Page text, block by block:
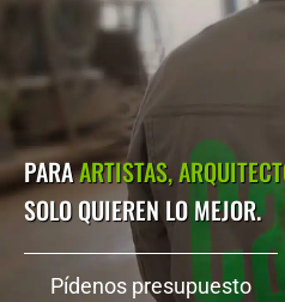
PARAARTISTAS,
SOLO QUIEREN LO MEJOR.
Pídenos presupuesto